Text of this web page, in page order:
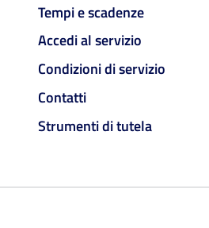
Tempi e scadenze
Accedi al servizio
Condizioni di servizio
Contatti
Strumenti di tutela